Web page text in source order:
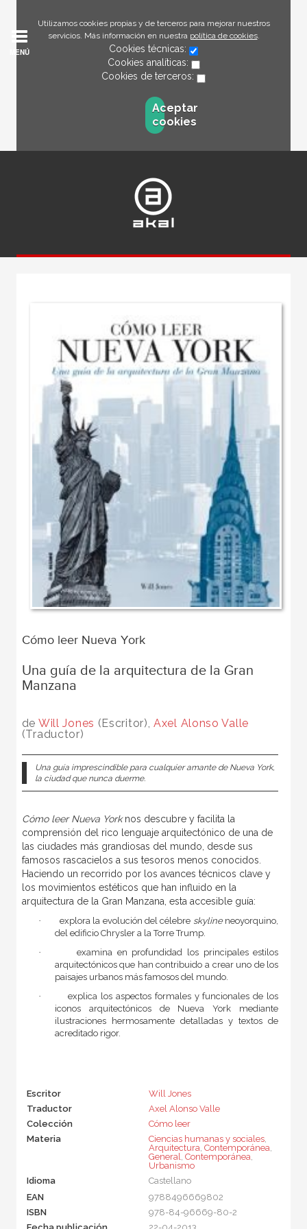
Utilizamos cookies propias y de terceros para mejorar nuestros
servicios. Más información en nuestra política de cookies.
Cookies técnicas:
Cookies analíticas:
Cookies de terceros:
Aceptar
cookies
MENÚ
Cómo leer Nueva York
Una guía de la arquitectura de la Gran
Manzana
de Will Jones (Escritor),Axel Alonso Valle
(Traductor)
Una guía imprescindible para cualquier amante de Nueva York,
la ciudad que nunca duerme.
Cómo leer Nueva Yorknos descubre y facilita la
comprensión del rico lenguaje arquitectónico de una de
las ciudades más grandiosas del mundo, desde sus
famosos rascacielos a sus tesoros menos conocidos.
Haciendo un recorrido por los avances técnicos clave y
los movimientos estéticos que han influido en la
arquitectura de la Gran Manzana, esta accesible guía:
· explora la evolución del célebre skylineneoyorquino,
del edificio Chrysler a la Torre Trump.
·
examina en profundidad los principales estilos
arquitectónicos que han contribuido a crear uno de los
paisajes urbanos más famosos del mundo.
·
explica los aspectos formales y funcionales de los
iconos arquitectónicos de Nueva York mediante
ilustraciones hermosamente detalladas y textos de
acreditado rigor.
Escritor
Will Jones
Traductor
Axel Alonso Valle
Colección
Cómo leer
Materia
Ciencias humanas y sociales,
Arquitectura, Contemporánea,
General, Contemporánea,
Urbanismo
Idioma
Castellano
EAN
9788496669802
ISBN
978-84-96669-80-2